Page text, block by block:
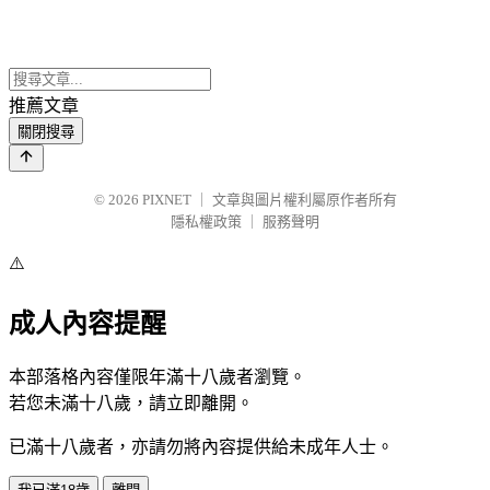
推薦文章
關閉搜尋
© 2026 PIXNET
文章與圖片權利屬原作者所有
隱私權政策
服務聲明
⚠️
成人內容提醒
本部落格內容僅限年滿十八歲者瀏覽。
若您未滿十八歲，請立即離開。
已滿十八歲者，亦請勿將內容提供給未成年人士。